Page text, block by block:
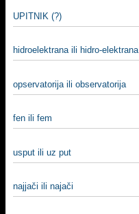
UPITNIK (?)
hidroelektrana ili hidro-elektrana
opservatorija ili observatorija
fen ili fem
usput ili uz put
najjači ili najači